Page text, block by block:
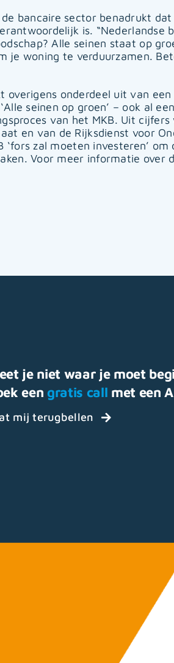
bancaire sector benadrukt
is. “Nederlandse
Alle seinen staat op
je woning te verduurzamen.
overigens onderdeel uit van
seinen op groen’ – ook al
van het MKB. Uit
en van de Rijksdienst voor
‘fors zal moeten investeren’
Voor meer informatie over
je niet waar je moet
een gratis call met een
mij terugbellen